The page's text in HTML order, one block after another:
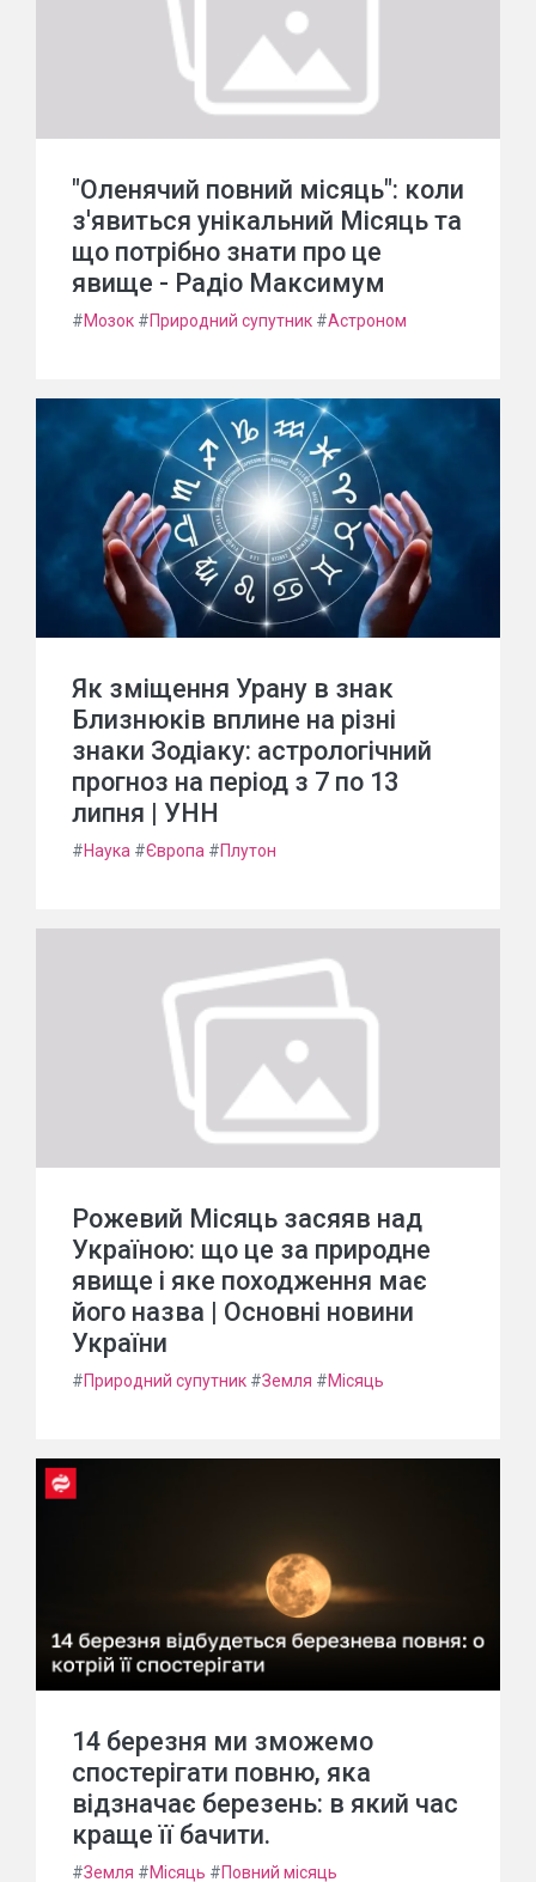
"Оленячий повний місяць": коли
з'явиться унікальний Місяць та
що потрібно знати про це
явище - Радіо Максимум
#Мозок #Природний супутник #Астроном
Як зміщення Урану в знак
Близнюків вплине на різні
знаки Зодіаку: астрологічний
прогноз на період з 7 по 13
липня | УНН
#Наука #Європа #Плутон
Рожевий Місяць засяяв над
Україною: що це за природне
явище і яке походження має
його назва | Основні новини
України
#Природний супутник #Земля #Місяць
14 березня ми зможемо
спостерігати повню, яка
відзначає березень: в який час
краще її бачити.
#Земля #Місяць #Повний місяць